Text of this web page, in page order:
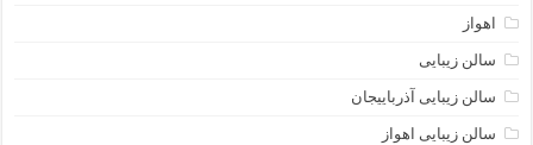
اهواز
سالن زیبایی
سالن زیبایی آذرباییجان
سالن زیبایی اهواز